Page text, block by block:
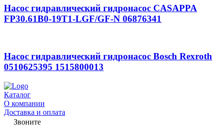
Насос гидравлический гидронасос CASAPPA
FP30.61B0-19T1-LGF/GF-N 06876341
Насос гидравлический гидронасос Bosch Rexroth
0510625395 1515800013
Каталог
О компании
Доставка и оплата
Звоните